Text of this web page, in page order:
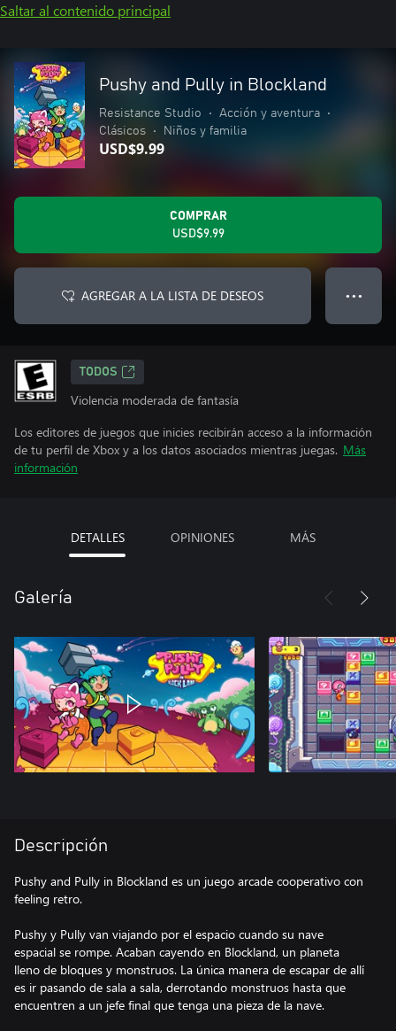
Saltar al contenido principal
Pushy and Pully in Blockland
Resistance Studio • Acción y aventura
•
Clásicos
• Niños y familia
USD$9.99
COMPRAR
USD$9.99
AGREGAR A LA LISTA DE DESEOS ● ● ●
TODOS
Violencia moderada de fantasía
Los editores de juegos que inicies recibirán acceso a la información
de tu perfil de Xbox y a los datos asociados mientras juegas. Más
información
DETALLES OPINIONES MÁS
Galería
Descripción
Pushy and Pully in Blockland es un juego arcade cooperativo con
feeling retro.
Pushy y Pully van viajando por el espacio cuando su nave
espacial se rompe. Acaban cayendo en Blockland, un planeta
lleno de bloques y monstruos. La única manera de escapar de allí
es ir pasando de sala a sala, derrotando monstruos hasta que
encuentren a un jefe final que tenga una pieza de la nave.